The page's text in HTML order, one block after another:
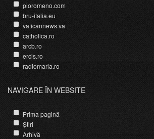
pioromeno.com
bru-italia.eu
vaticannews.va
catholica.ro
arcb.ro
ercis.ro
radiomaria.ro
NAVIGARE ÎN WEBSITE
Prima pagină
Știri
Arhivă